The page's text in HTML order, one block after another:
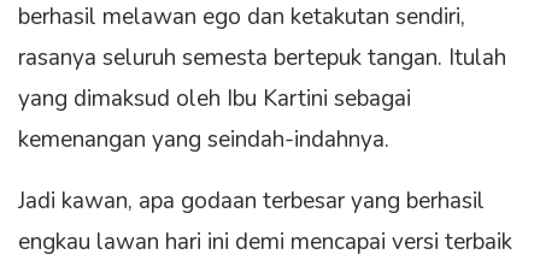
berhasil melawan ego dan ketakutan sendiri,
rasanya seluruh semesta bertepuk tangan. Itulah
yang dimaksud oleh Ibu Kartini sebagai
kemenangan yang seindah-indahnya.
Jadi kawan, apa godaan terbesar yang berhasil
engkau lawan hari ini demi mencapai versi terbaik